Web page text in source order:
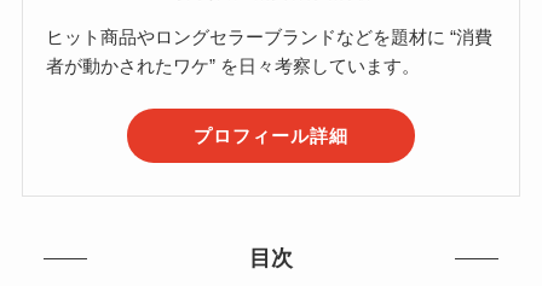
ヒット商品やロングセラーブランドなどを題材に “消費
者が動かされたワケ” を日々考察しています。
プロフィール詳細
目次